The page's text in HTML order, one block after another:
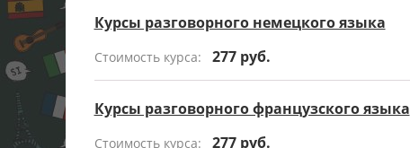
Курсы разговорного немецкого языка
Стоимость курса: 277 руб.
Курсы разговорного французского языка
Стоимость курса: 277 руб.